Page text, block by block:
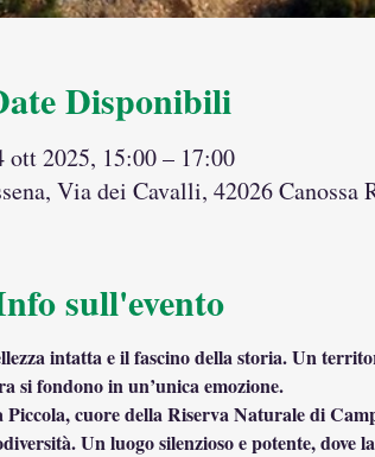
Disponibili
ott 2025, 15:00 – 17:00
Via dei Cavalli, 42026 Canossa
sull'evento
intatta e il fascino della storia. Un
si fondono in un’unica emozione.
cuore della Riserva Naturale di
Un luogo silenzioso e potente, dove